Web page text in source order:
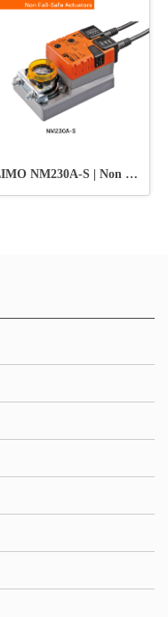
BELIMO NM230A-S | Non Fail-Safe Damper Actuator